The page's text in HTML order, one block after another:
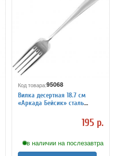
Код товара:95068
Вилка десертная 18.7 см
«Аркада Бейсик» сталь
195 р.
в наличии на послезавтра